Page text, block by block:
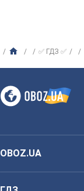
✅ ГДЗ ✅
OBOZ.UA